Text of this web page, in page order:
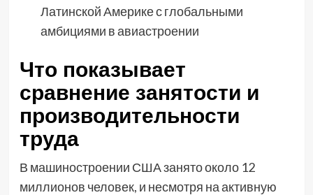
Латинской Америке с глобальными
амбициями в авиастроении
Что показывает
сравнение занятости и
производительности
труда
В машиностроении США занято около 12
миллионов человек, и несмотря на активную